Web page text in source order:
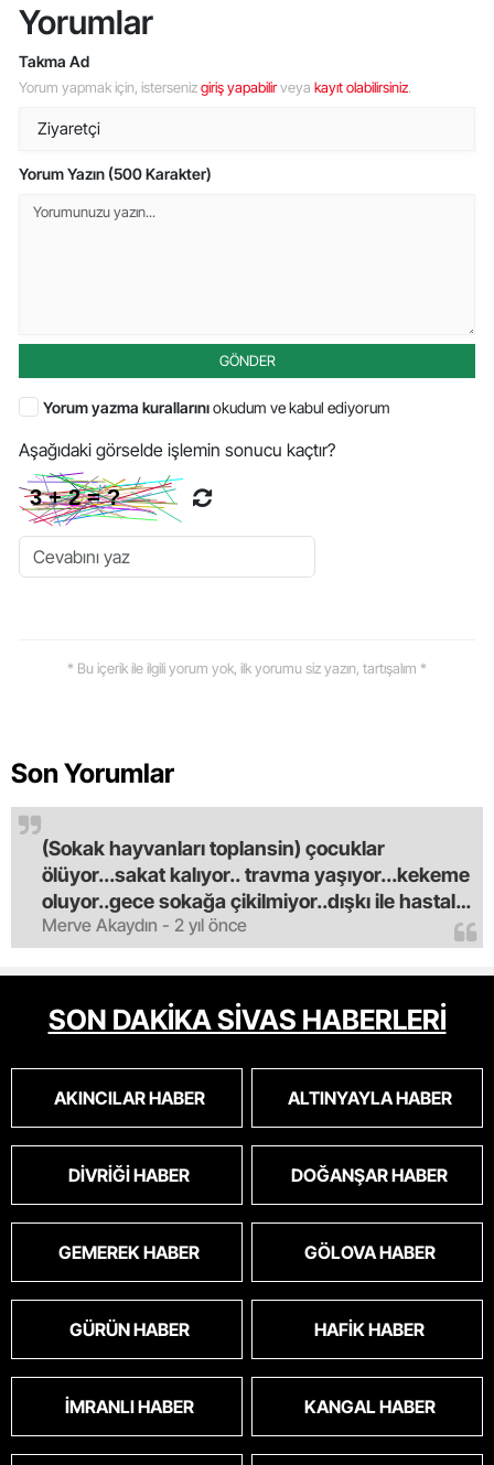
Yorumlar
Takma Ad
Yorum yapmak için, istersenizgiriş yapabilirveya kayıt olabilirsiniz.
Yorum Yazın (500 Karakter)
GÖNDER
Yorum yazma kurallarınıokudum ve kabul ediyorum
Aşağıdaki görselde işlemin sonucu kaçtır?
* Bu içerik ile ilgili yorum yok, ilk yorumu siz yazın, tartışalım *
Son Yorumlar
Merve Akaydın - 2 yıl önce
(Sokak hayvanları toplansin) çocuklar
ölüyor...sakat kalıyor.. travma yaşıyor...kekeme
oluyor..gece sokağa çikilmiyor..dışkı ile hastalık
saciyorlar.araba ve taksi olmadan eve
gldemiyoruz.artik bıktık.mama lobisinden para
alan tipler yüzünden bu vahşi hayvanlar
masum algısı yapılıyor.iki gün aç kalsa kendi
cinsini bile öldüren bu kopekler derhal
oldu.korkuyoruz.
SON DAKİKA SİVAS HABERLERİ
AKINCILAR HABER ALTINYAYLA HABER
DIVRIĞI HABER DOĞANŞAR HABER
GEMEREK HABER GÖLOVA HABER
GÜRÜN HABER HAFIK HABER
İMRANLI HABER KANGAL HABER